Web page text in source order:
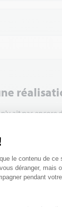
ait pas encore